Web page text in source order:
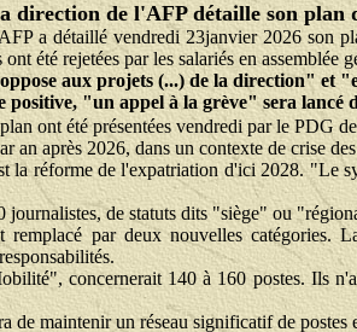
direction de l'AFP détaille son plan
a détaillé vendredi 23janvier 2026 son
été rejetées par les salariés en assemblée
aux projets (...) de la direction" et
positive, "un appel à la grève" sera lancé
ont été présentées vendredi par le PDG
an après 2026, dans un contexte de crise
la réforme de l'expatriation d'ici 2028. "Le
journalistes, de statuts dits "siège" ou
remplacé par deux nouvelles catégories.
concernerait 140 à 160 postes. Ils
de maintenir un réseau significatif de